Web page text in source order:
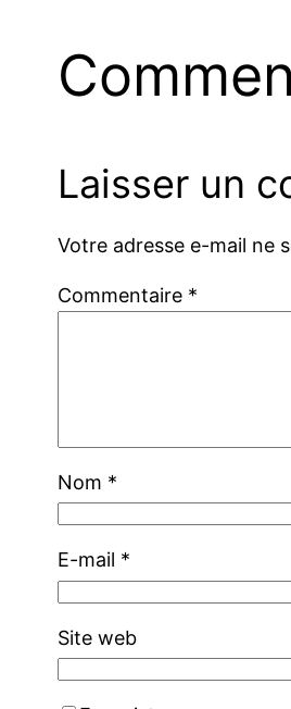
Laisser un
Votre adresse e-mail ne
Commentaire *
Nom *
E-mail *
Site web